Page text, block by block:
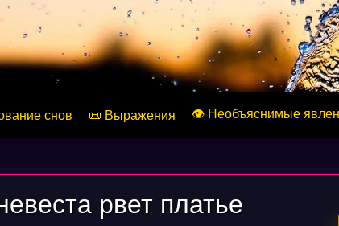
снов 📜 Выражения 👁️ Необъяснимые
рвет платье